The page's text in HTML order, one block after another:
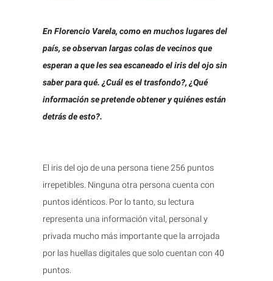
En Florencio Varela, como en muchos lugares del
país, se observan largas colas de vecinos que
esperan a que les sea escaneado el iris del ojo sin
saber para qué. ¿Cuál es el trasfondo?, ¿Qué
información se pretende obtener y quiénes están
detrás de esto?.
El iris del ojo de una persona tiene 256 puntos
irrepetibles. Ninguna otra persona cuenta con
puntos idénticos. Por lo tanto, su lectura
representa una información vital, personal y
privada mucho más importante que la arrojada
por las huellas digitales que solo cuentan con 40
puntos.